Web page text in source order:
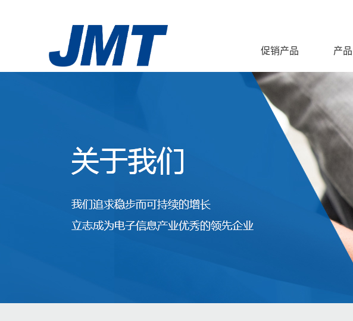
促销产品 产